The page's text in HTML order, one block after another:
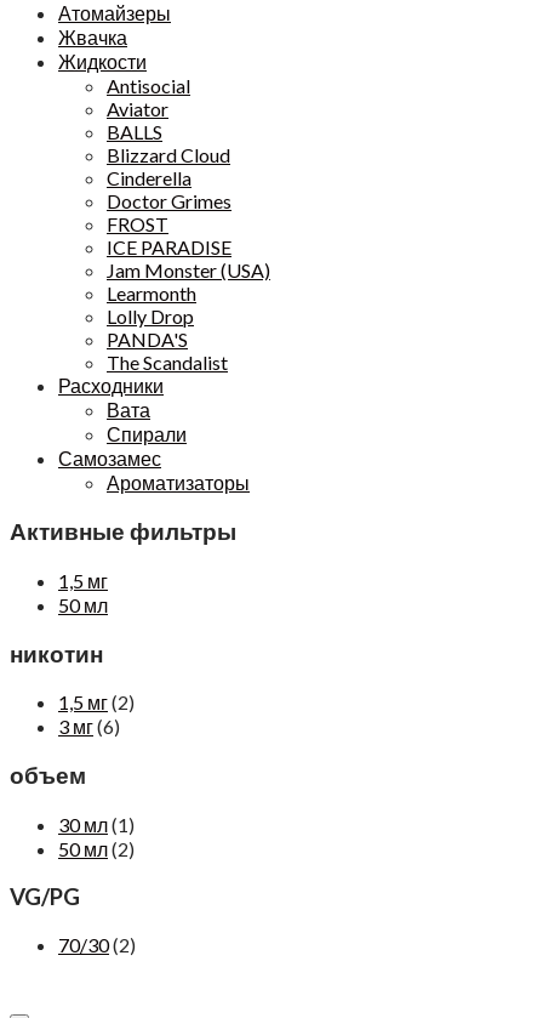
Атомайзеры
Жвачка
Жидкости
Antisocial
Aviator
BALLS
Blizzard Cloud
Cinderella
Doctor Grimes
FROST
ICE PARADISE
Jam Monster (USA)
Learmonth
Lolly Drop
PANDA'S
The Scandalist
Расходники
Вата
Спирали
Самозамес
Ароматизаторы
Активные фильтры
1,5 мг
50 мл
никотин
1,5 мг(2)
3 мг(6)
объем
30 мл(1)
50 мл(2)
VG/PG
70/30(2)